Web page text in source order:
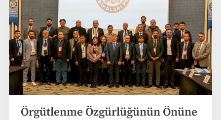
Örgütlenme Özgürlüğünün Önüne